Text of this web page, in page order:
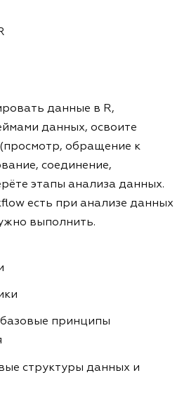
данные в R,
данных, освоите
обращение к
соединение,
этапы анализа данных.
есть при анализе данных
выполнить.
принципы
структуры данных и